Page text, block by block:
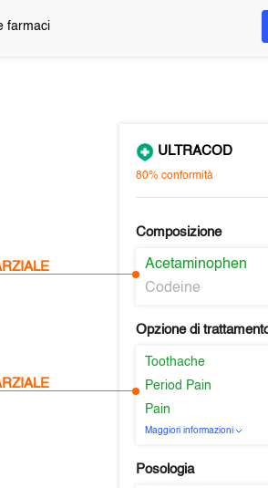
farmaci
ULTRACOD
80% conformità
Composizione
Acetaminophen
Codeine
Opzione di
Toothache
Period Pain
Pain
Maggiori informazioni
Posologia